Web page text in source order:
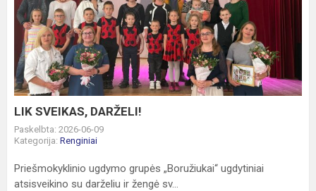
SVEIKAS,
DARŽELI!
LIK SVEIKAS, DARŽELI!
Paskelbta: 2026-06-09
Kategorija: Renginiai
Priešmokyklinio ugdymo grupės „Boružiukai“ ugdytiniai
atsisveikino su darželiu ir žengė sv...